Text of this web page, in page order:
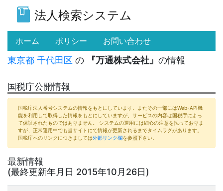
法人検索システム
ホーム (current)
ポリシー お問い合わせ
東京都 千代田区 の 『万通株式会社』 の情報
国税庁公開情報
国税庁法人番号システムの情報をもとにしています。またその一部にはWeb-API機
能を利用して取得した情報をもとにしていますが、サービスの内容は国税庁によっ
て保証されたものではありません。 システムの運用には細心の注意を払っておりま
すが、正常運用中でも当サイトにて情報が更新されるまでタイムラグがあります。
国税庁へのリンクにつきましては外部リンク欄を参照下さい。
最新情報
(最終更新年月日 2015年10月26日)